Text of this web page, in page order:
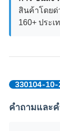
สินค้าโดยด่
160+ ประเ
คําถามและ